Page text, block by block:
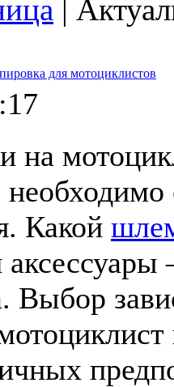
|
для мотоциклистов
на
Какой
Выбор